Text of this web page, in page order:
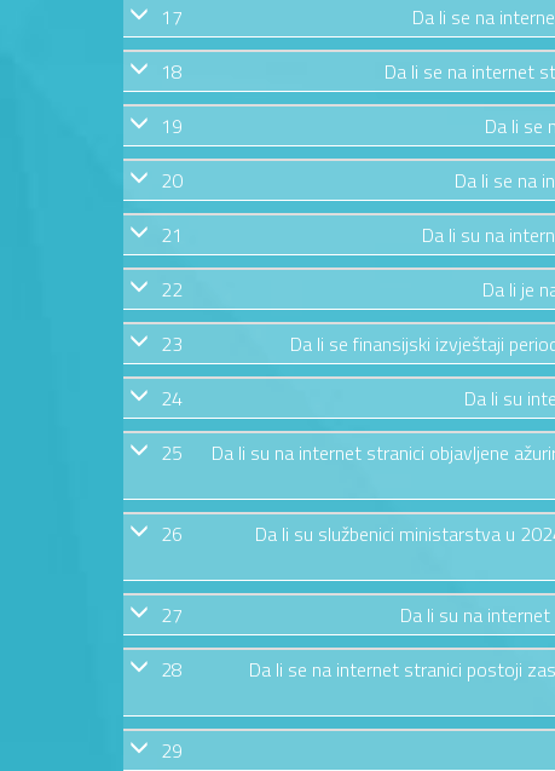
17
Da li se na
18
Da li se na internet
19
Da li se
20
Da li se na
21
Da li su na
22
Da li je
23
Da li se finansijski izvještaji
24
Da li su
25
Da li su na internet stranici objavljene
26
Da li su službenici ministarstva u
27 Da li su na
28
Da li se na internet stranici postoji
29